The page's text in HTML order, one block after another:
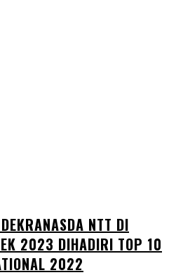
NTT DI
2023 DIHADIRI TOP 10
2022